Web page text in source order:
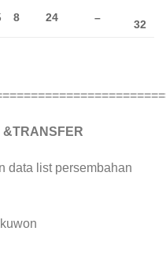
8 24 –
32
&TRANSFER
data list persembahan